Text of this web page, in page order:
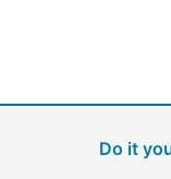
Do it